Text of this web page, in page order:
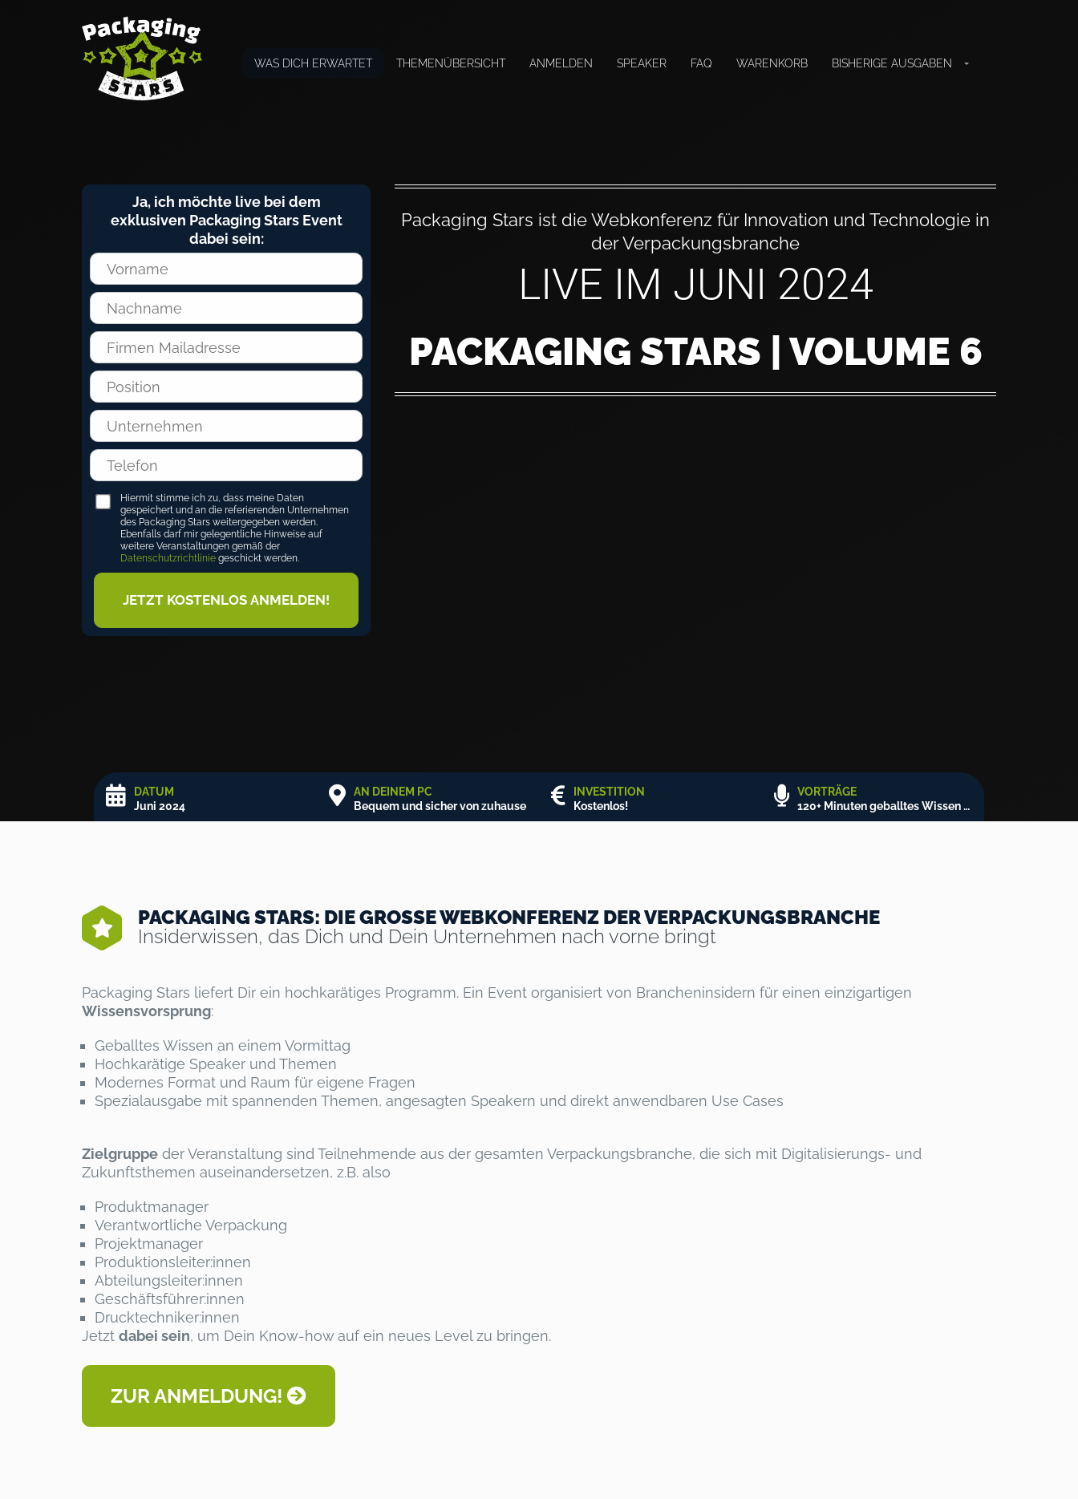
WAS DICH ERWARTET THEMENÜBERSICHT ANMELDEN SPEAKER FAQ WARENKORB BISHERIGE AUSGABEN
Ja, ich möchte live bei dem
exklusiven Packaging Stars Event
dabei sein:
Hiermit stimme ich zu, dass meine Daten
gespeichert und an die referierenden Unternehmen
des Packaging Stars weitergegeben werden.
Ebenfalls darf mir gelegentliche Hinweise auf
weitere Veranstaltungen gemäß der
Datenschutzrichtlinie geschickt werden.
JETZT KOSTENLOS ANMELDEN!
Packaging Stars ist die Webkonferenz für Innovation und Technologie in
der Verpackungsbranche
LIVE IM JUNI 2024
PACKAGING STARS | VOLUME 6
DATUM
Juni 2024
AN DEINEM PC
Bequem und sicher von zuhause
INVESTITION
Kostenlos!
VORTRÄGE
120+ Minuten geballtes Wissen + Q&A
PACKAGING STARS: DIE GROSSE WEBKONFERENZ DER VERPACKUNGSBRANCHE
Insiderwissen, das Dich und Dein Unternehmen nach vorne bringt
Packaging Stars liefert Dir ein hochkarätiges Programm. Ein Event organisiert von Brancheninsidern für einen einzigartigen
Wissensvorsprung:
Geballtes Wissen an einem Vormittag
Hochkarätige Speaker und Themen
Modernes Format und Raum für eigene Fragen
Spezialausgabe mit spannenden Themen, angesagten Speakern und direkt anwendbaren Use Cases
Zielgruppe der Veranstaltung sind Teilnehmende aus der gesamten Verpackungsbranche, die sich mit Digitalisierungs- und
Zukunftsthemen auseinandersetzen, z.B. also
Produktmanager
Verantwortliche Verpackung
Projektmanager
Produktionsleiter:innen
Abteilungsleiter:innen
Geschäftsführer:innen
Drucktechniker:innen
Jetzt dabei sein, um Dein Know-how auf ein neues Level zu bringen.
ZUR ANMELDUNG!